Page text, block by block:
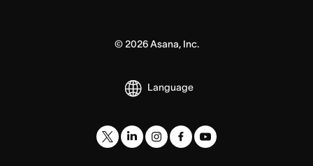
© 2026Asana, Inc.
Language